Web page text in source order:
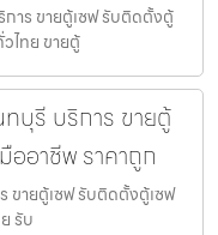
การ ขายตู้เซฟ รับติดตั้งตู้
ไทย ขายตู้
บุรี บริการ ขายตู้
อาชีพ ราคาถูก
ขายตู้เซฟ รับติดตั้งตู้เซฟ
รับ